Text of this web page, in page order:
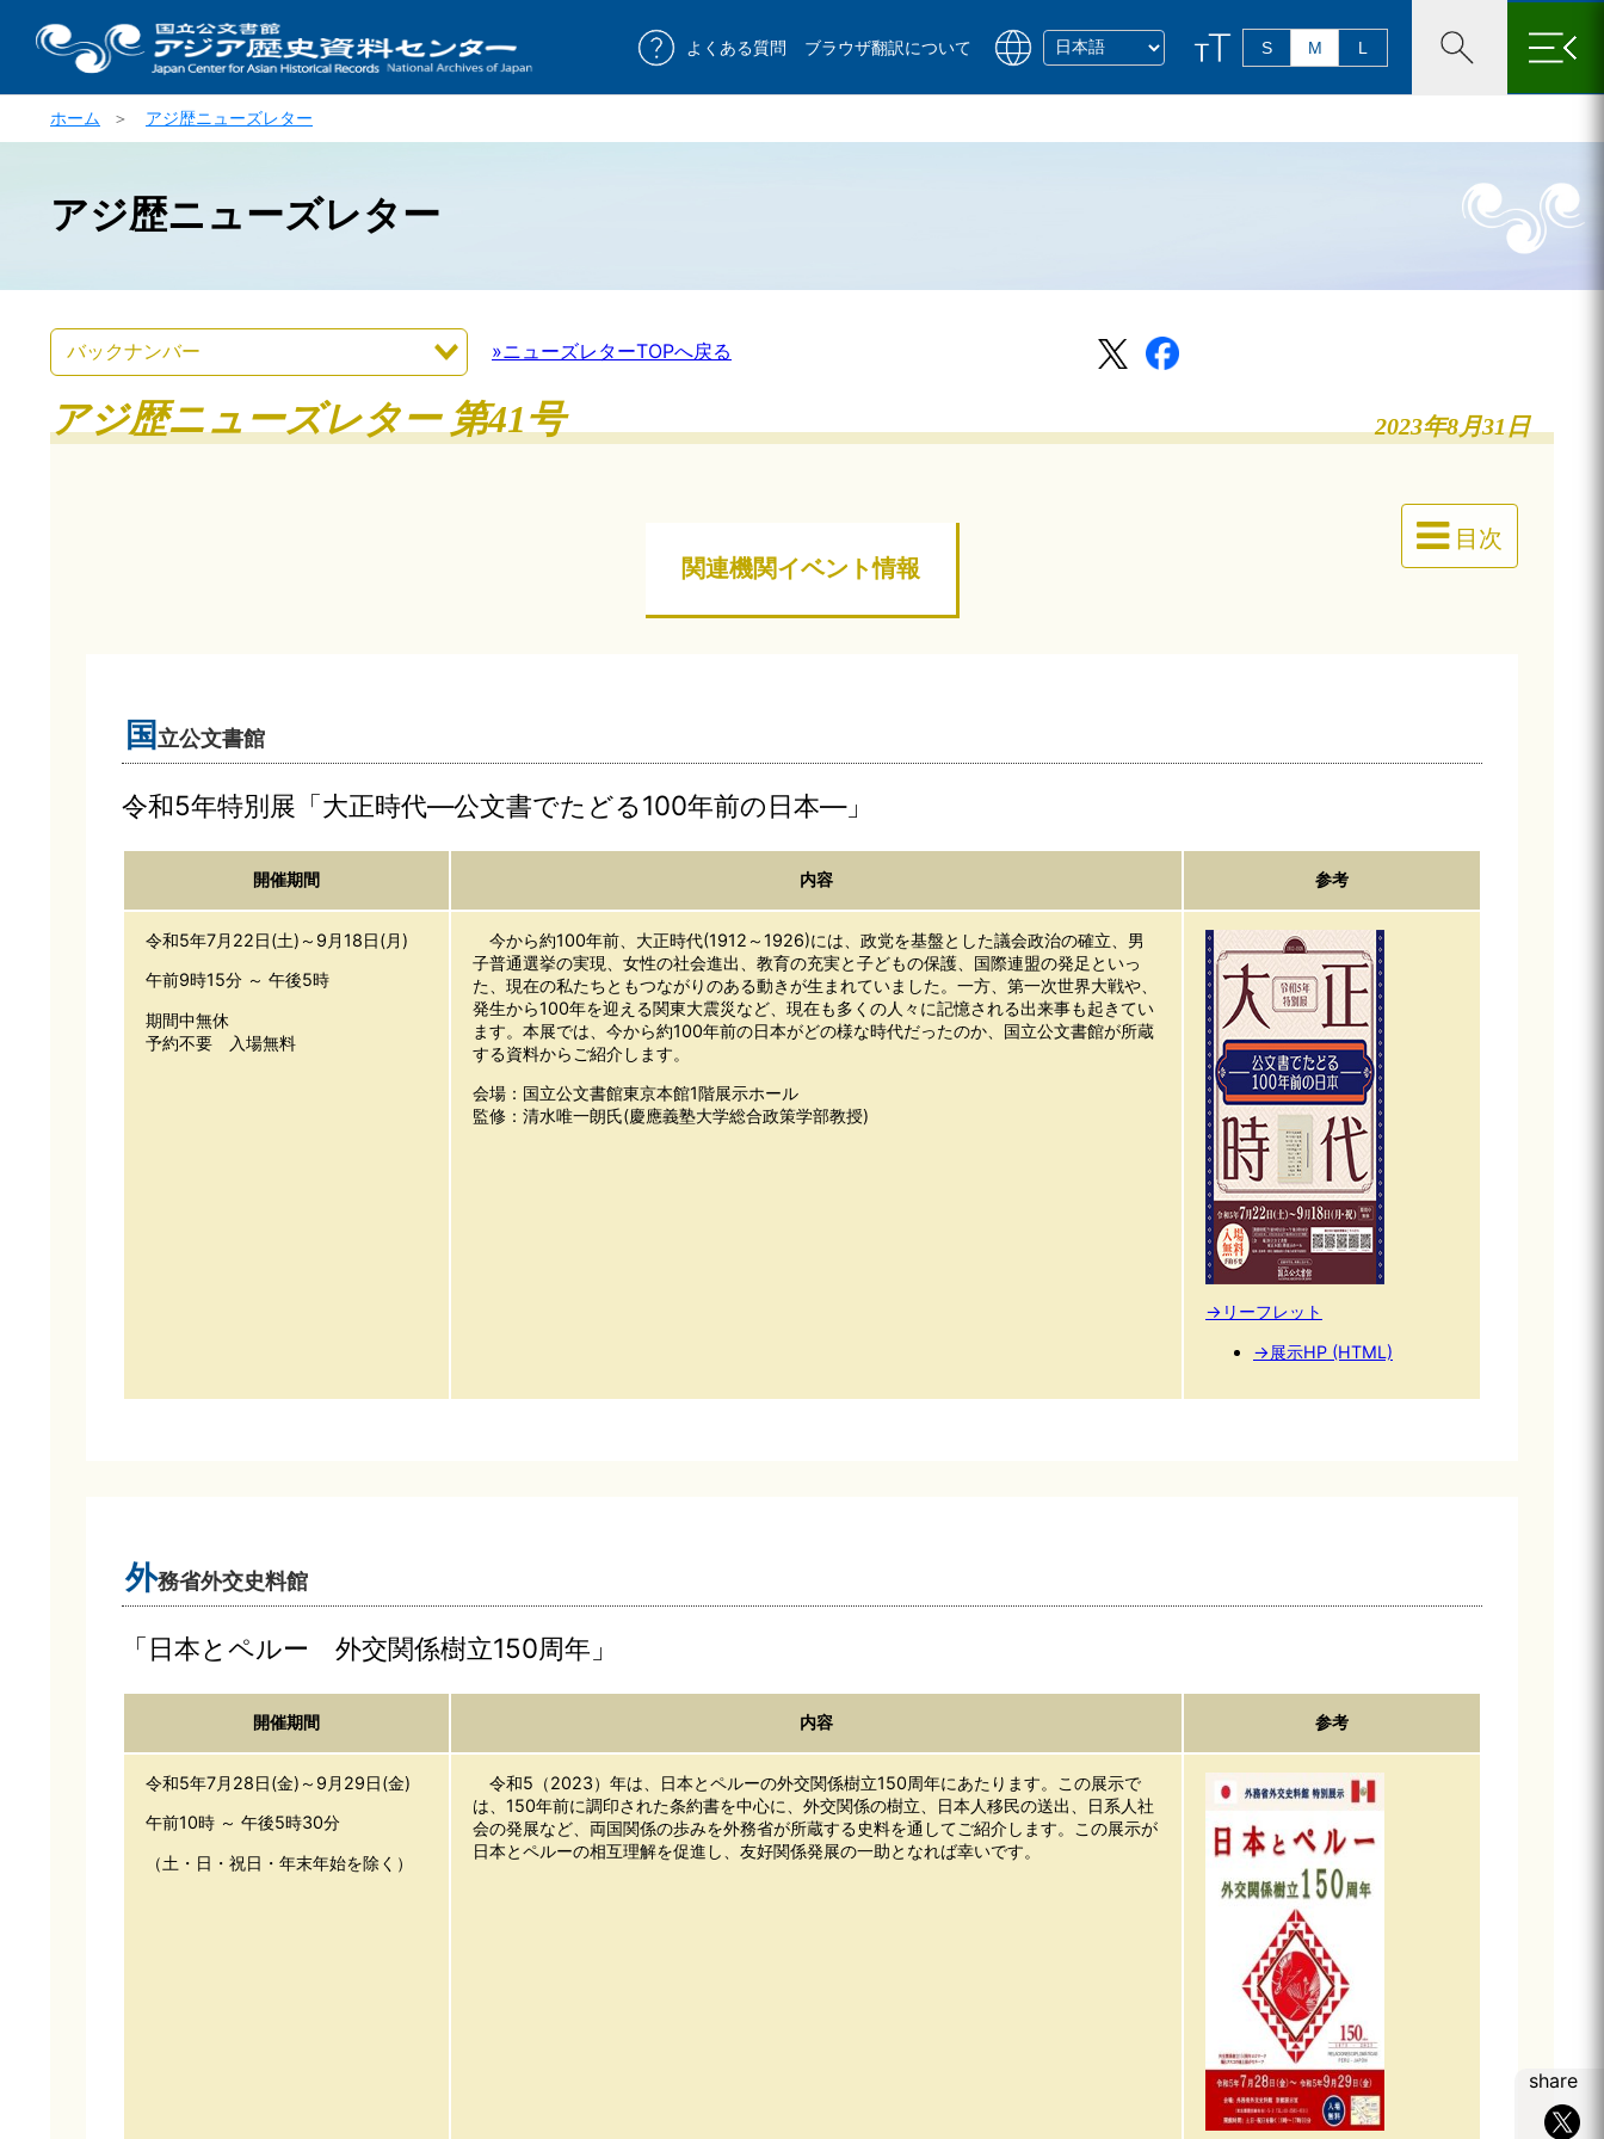
よくある質問 ブラウザ翻訳について S M L
×
ホーム ＞ アジ歴ニューズレター
アジ歴ニューズレター
»ニューズレターTOPへ戻る
アジ歴ニューズレター 第41号 2023年8月31日
目次
関連機関イベント情報
国 立公文書館
令和5年特別展「大正時代―公文書でたどる100年前の日本―」
開催期間 内容 参考
令和5年7月22日(土)～9月18日(月)
午前9時15分 ～ 午後5時
期間中無休
予約不要 入場無料
今から約100年前、大正時代(1912～1926)には、政党を基盤とした議会政治の確立、男
子普通選挙の実現、女性の社会進出、教育の充実と子どもの保護、国際連盟の発足といっ
た、現在の私たちともつながりのある動きが生まれていました。一方、第一次世界大戦や、
発生から100年を迎える関東大震災など、現在も多くの人々に記憶される出来事も起きてい
ます。本展では、今から約100年前の日本がどの様な時代だったのか、国立公文書館が所蔵
する資料からご紹介します。
会場：国立公文書館東京本館1階展示ホール
監修：清水唯一朗氏(慶應義塾大学総合政策学部教授)
→リーフレット
→展示HP (HTML)
外務省外交史料館
「日本とペルー 外交関係樹立150周年」
開催期間 内容 参考
令和5年7月28日(金)～9月29日(金)
午前10時 ～ 午後5時30分
（土・日・祝日・年末年始を除く）
令和5（2023）年は、日本とペルーの外交関係樹立150周年にあたります。この展示で
は、150年前に調印された条約書を中心に、外交関係の樹立、日本人移民の送出、日系人社
会の発展など、両国関係の歩みを外務省が所蔵する史料を通してご紹介します。この展示が
日本とペルーの相互理解を促進し、友好関係発展の一助となれば幸いです。
share